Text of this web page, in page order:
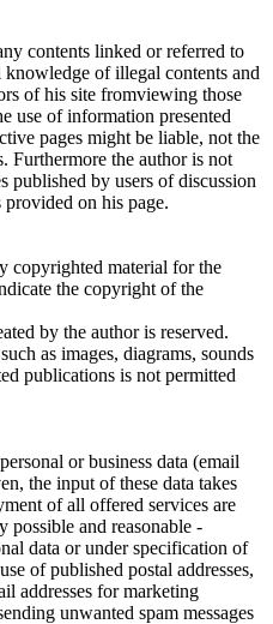
contents linked or referred to
of illegal contents and
of his site fromviewing those
use of information presented
pages might be liable, not the
Furthermore the author is not
published by users of discussion
on his page.
copyrighted material for the
the copyright of the
by the author is reserved.
as images, diagrams, sounds
publications is not permitted
or business data (email
the input of these data takes
of all offered services are
possible and reasonable -
data or under specification of
of published postal addresses,
addresses for marketing
unwanted spam messages